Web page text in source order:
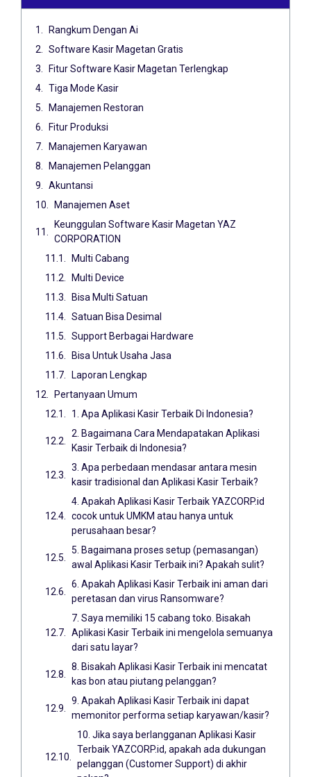
Rangkum Dengan Ai
Software Kasir Magetan Gratis
Fitur Software Kasir Magetan Terlengkap
Tiga Mode Kasir
Manajemen Restoran
Fitur Produksi
Manajemen Karyawan
Manajemen Pelanggan
Akuntansi
Manajemen Aset
Keunggulan Software Kasir Magetan YAZ
CORPORATION
Multi Cabang
Multi Device
Bisa Multi Satuan
Satuan Bisa Desimal
Support Berbagai Hardware
Bisa Untuk Usaha Jasa
Laporan Lengkap
Pertanyaan Umum
1. Apa Aplikasi Kasir Terbaik Di Indonesia?
2. Bagaimana Cara Mendapatakan Aplikasi
Kasir Terbaik di Indonesia?
3. Apa perbedaan mendasar antara mesin
kasir tradisional dan Aplikasi Kasir Terbaik?
4. Apakah Aplikasi Kasir Terbaik YAZCORP.id
cocok untuk UMKM atau hanya untuk
perusahaan besar?
5. Bagaimana proses setup (pemasangan)
awal Aplikasi Kasir Terbaik ini? Apakah sulit?
6. Apakah Aplikasi Kasir Terbaik ini aman dari
peretasan dan virus Ransomware?
7. Saya memiliki 15 cabang toko. Bisakah
Aplikasi Kasir Terbaik ini mengelola semuanya
dari satu layar?
8. Bisakah Aplikasi Kasir Terbaik ini mencatat
kas bon atau piutang pelanggan?
9. Apakah Aplikasi Kasir Terbaik ini dapat
memonitor performa setiap karyawan/kasir?
10. Jika saya berlangganan Aplikasi Kasir
Terbaik YAZCORP.id, apakah ada dukungan
pelanggan (Customer Support) di akhir